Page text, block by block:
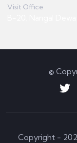
Visit Office
©
Copyright -